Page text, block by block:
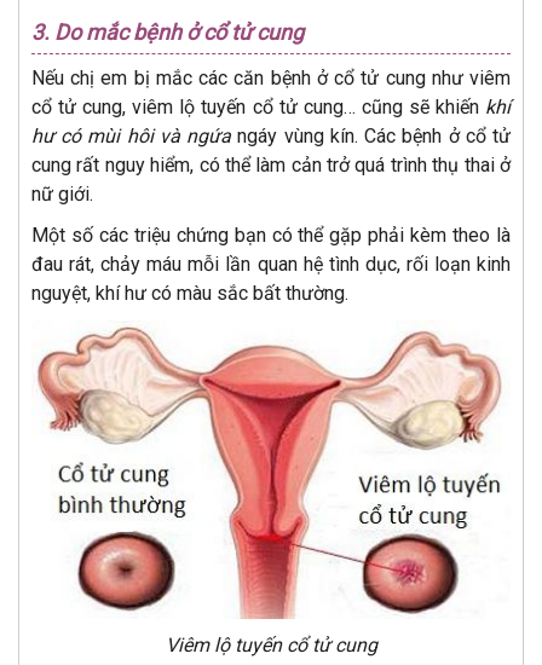
3. Do mắc bệnh ở cổ tử cung
Nếu chị em bị mắc các căn bệnh ở cổ tử cung như viêm
cổ tử cung, viêm lộ tuyến cổ tử cung… cũng sẽ khiến khí
hư có mùi hôi và ngứa ngáy vùng kín. Các bệnh ở cổ tử
cung rất nguy hiểm, có thể làm cản trở quá trình thụ thai ở
nữ giới.
Một số các triệu chứng bạn có thể gặp phải kèm theo là
đau rát, chảy máu mỗi lần quan hệ tình dục, rối loạn kinh
nguyệt, khí hư có màu sắc bất thường.
Viêm lộ tuyến cổ tử cung